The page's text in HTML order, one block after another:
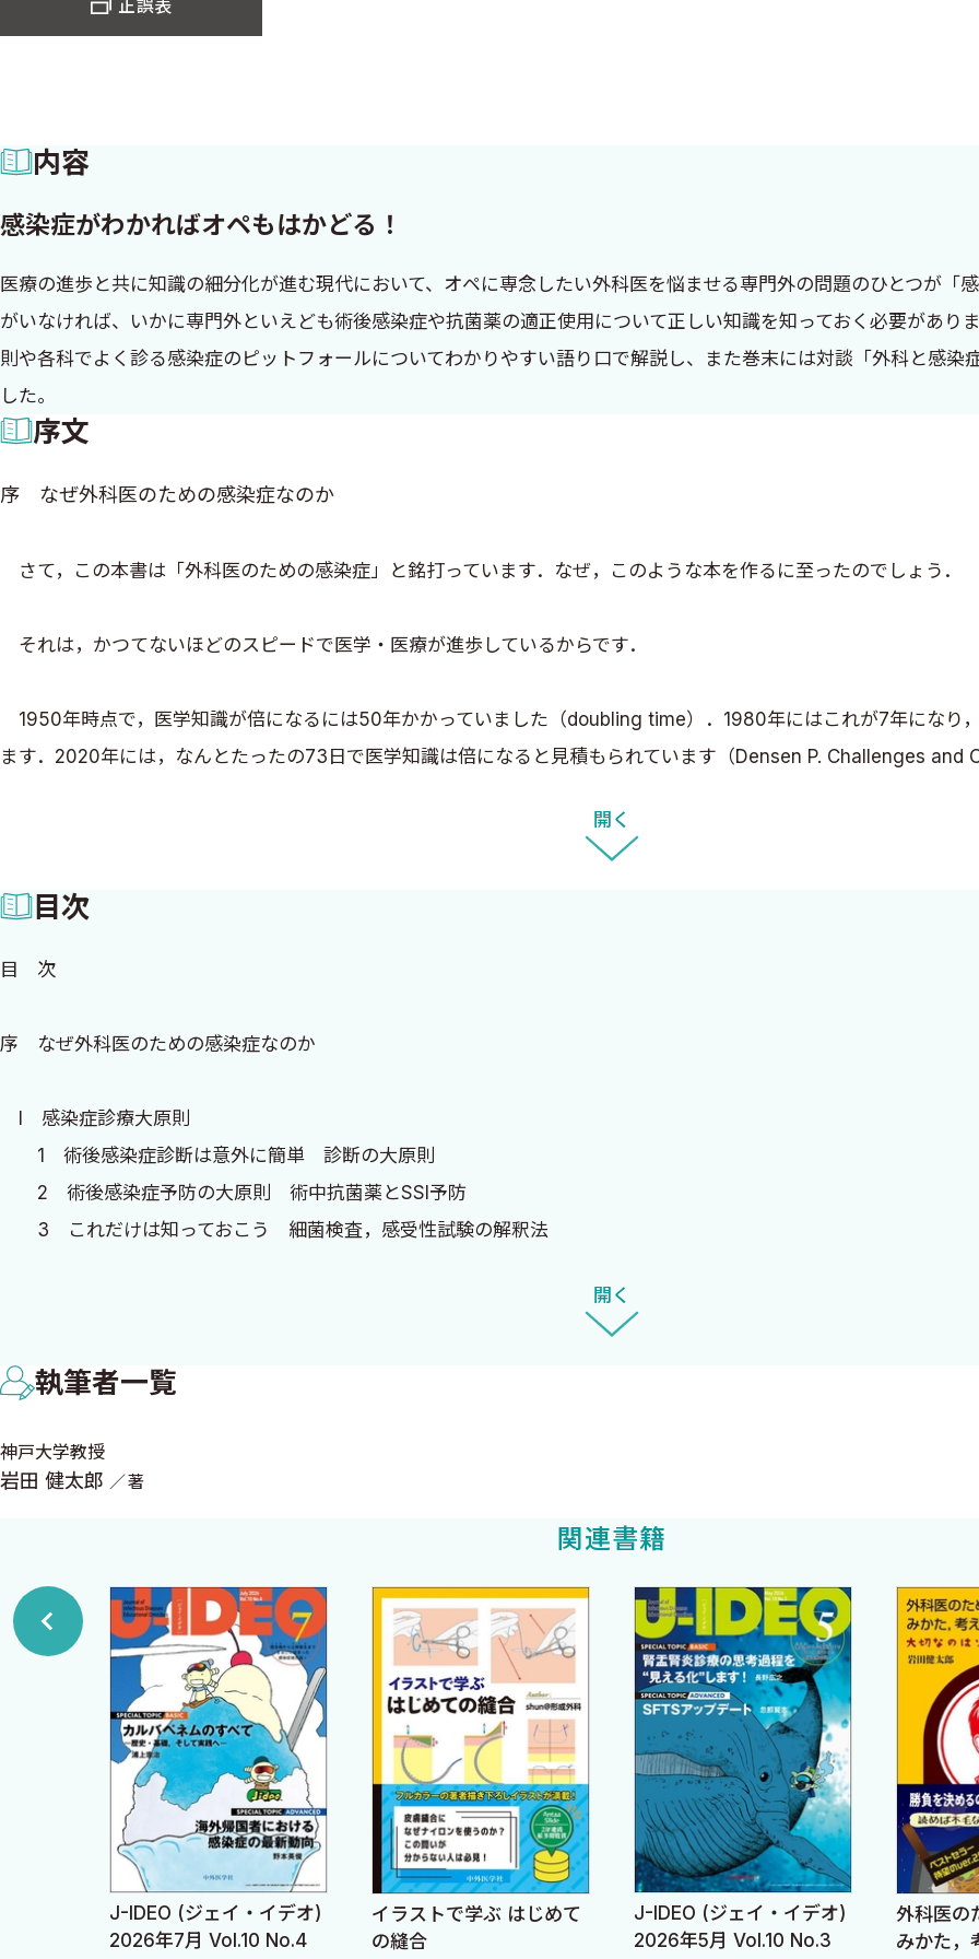
正誤表
内容
感染症がわかればオペもはかどる！
医療の進歩と共に知識の細分化が進む現代において、オペに専念したい外科医を悩ませる専門外の問題のひとつが「
がいなければ、いかに専門外といえども術後感染症や抗菌薬の適正使用について正しい知識を知っておく必要があり
則や各科でよく診る感染症のピットフォールについてわかりやすい語り口で解説し、また巻末には対談「外科と感染
した。
序文
序 なぜ外科医のための感染症なのか
さて，この本書は「外科医のための感染症」と銘打っています．なぜ，このような本を作るに至ったのでしょう．
それは，かつてないほどのスピードで医学・医療が進歩しているからです．
1950年時点で，医学知識が倍になるには50年かかっていました（doubling time）．1980年にはこれが7年になり
ます．2020年には，なんとたったの73日で医学知識は倍になると見積もられています（Densen P. Challenges and
我々はDr. コトーのような「何でもできる」医者に憧れますが，どんなに博覧強記の天才的な頭脳を持っていても，
り渡しても，すべての領域において医学知識を最新の状態にキープしておくことは原理的に不可能なのです．そういう
積むと自分の身長と同じくらいの高さの教科書を読まねばならない」と何かの本に書いてあったのを読んだことがあ
識を詰め込むのが医学の勉強だったわけです．それは，受験戦争とよばれた当時の受験勉強とも非常に親和性が高く
ルスルとそのような勉強の仕方を受け入れたのです．
が，もはやこのような「知識の量」で学問する方法は通用しません．知識の増えるスピードの方がずっと速いから
の」グループというように．それぞれのパーツにおける医学進歩も目覚ましく，最新の医学知識，医療技術について
の栄養管理や血糖，血圧コントロール，感染症の予防や治療，疼痛管理などすべて自分たちで行い，術後の化学療法
も目覚ましく，医療面接にたっぷり時間をとり，膨大な書類やカルテの記載もかつてないほど大変です．おまけに最
で配慮して，若手医師の外科離れを食い止めなければなりません．「全部自分で完結する」医療は，もはやできない
とはいえ，現在ではそういう外科の先生たちをサポートするチームも少しずつ充実してきています．人工呼吸器調
症治療の専門家たちが，最新のノウハウを勉強し，外科の先生たちを支援します．薬剤師さんの現場参加もだんだん
支援してくれています．外科の先生たちが好きな手術に邁進し，集中できるよう，ぼくらは一所懸命「手術以外のこ
身と専門性を持って．
「お前さんは内科医だろ．内科医が外科の患者のことがワカンのか？」そういう御指摘もあるかもしれません．
もちろん，わかります．
開く
目次
目 次
序 なぜ外科医のための感染症なのか
I 感染症診療大原則
1 術後感染症診断は意外に簡単 診断の大原則
2 術後感染症予防の大原則 術中抗菌薬とSSI予防
3 これだけは知っておこう 細菌検査，感受性試験の解釈法
7 創部感染（深部SSI含む）の診断と治療
9 術後院内肺炎（HAP/VAP）の診断と治療
10 術後院内尿路感染の診断と治療
12 予防接種も忘れずに
A 整形外科医のための感染症診療
1 化膿性関節炎・滑液包炎，腱滑膜炎
2 急性・慢性骨髄炎，椎間板炎，硬膜外膿瘍，糖尿病足感染
3 壊死性筋膜炎とガス壊疽
4 人工関節関節炎
コラム❷ 「エビデンスないんでしょ」「いや，エビデンスは常にある」
B 泌尿器科医のための感染症診療
開く
執筆者一覧
神戸大学教授
岩田 健太郎 著
関連書籍
J-IDEO (ジェイ・イデオ)
2026年7月 Vol.10 No.4
イラストで学ぶ はじめて
の縫合
J-IDEO (ジェイ・イデオ)
2026年5月 Vol.10 No.3
外科医の
みかた，